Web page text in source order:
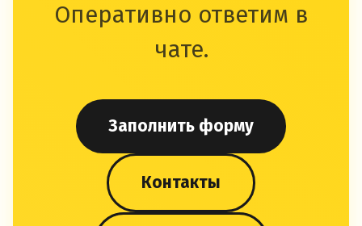
Оперативно ответим в
чате.
Заполнить форму
Контакты